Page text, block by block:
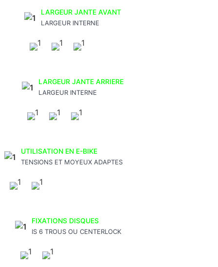
LARGEUR JANTE AVANT
LARGEUR INTERNE
LARGEUR JANTE ARRIERE
LARGEUR INTERNE
UTILISATION EN E-BIKE
TENSIONS ET MOYEUX ADAPTES
FIXATIONS DISQUES
IS 6 TROUS OU CENTERLOCK